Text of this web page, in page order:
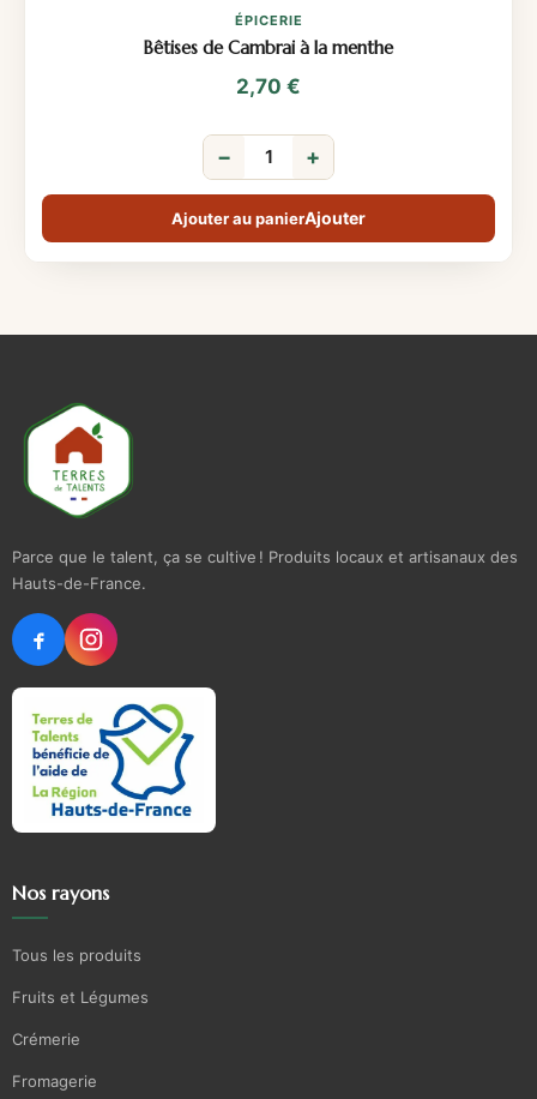
ÉPICERIE
Bêtises de Cambrai à la menthe
2,70 €
− +
Ajouter au panier
Parce que le talent, ça se cultive ! Produits locaux et artisanaux des
Hauts-de-France.
Nos rayons
Tous les produits
Fruits et Légumes
Crémerie
Fromagerie